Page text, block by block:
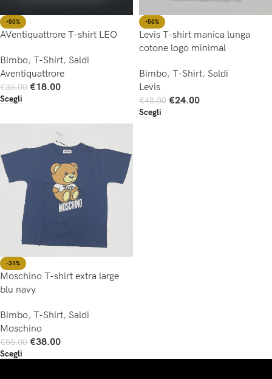
-50%
AVentiquattrore T-shirt LEO
Bimbo, T-Shirt, Saldi
Aventiquattrore
€36.00 €18.00
Scegli
-50%
Levis T-shirt manica lunga
cotone logo minimal
Bimbo, T-Shirt, Saldi
Levis
€48.00 €24.00
Scegli
-31%
Moschino T-shirt extra large
blu navy
Bimbo, T-Shirt, Saldi
Moschino
€55.00 €38.00
Scegli